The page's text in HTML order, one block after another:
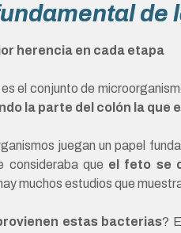
de
herencia en cada etapa
el conjunto de
la parte del colón la que
juegan un papel
consideraba que el feto se
muchos estudios que
estas bacterias?